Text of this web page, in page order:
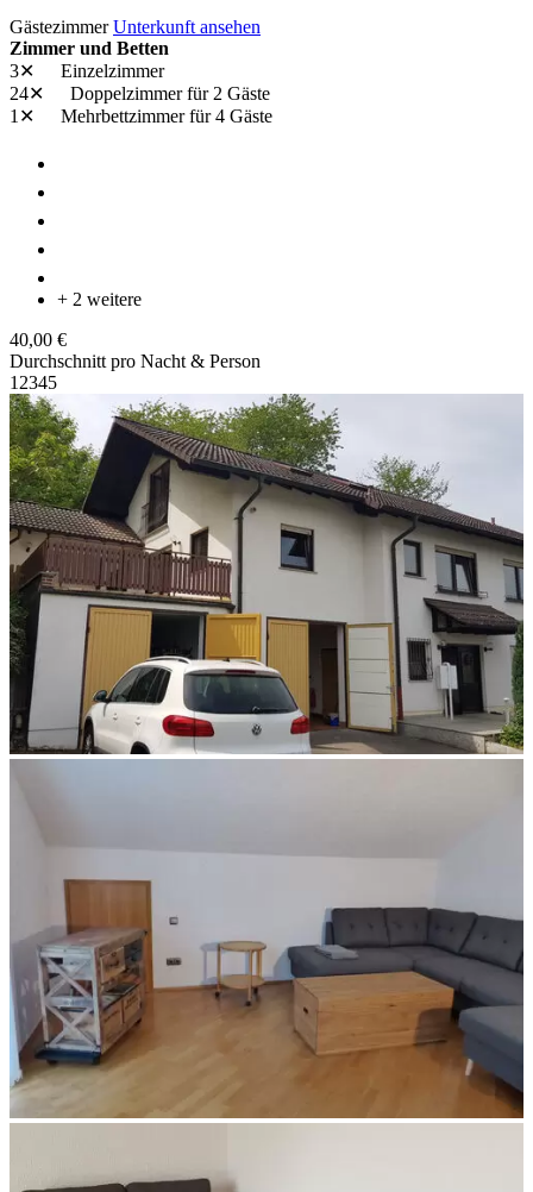
GästezimmerUnterkunft ansehen
Zimmer und Betten
3✕
Einzelzimmer
24✕
Doppelzimmerfür 2 Gäste
1✕
Mehrbettzimmerfür 4 Gäste
+ 2 weitere
40,00 €
Durchschnitt pro Nacht & Person
12345